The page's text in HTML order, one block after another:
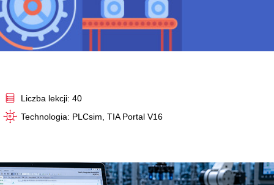
Video
Liczba lekcji: 40
Technologia: PLCsim, TIA Portal V16